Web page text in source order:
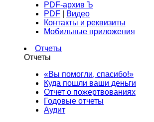
PDF-архив Ъ
PDF
Видео
Контакты и реквизиты
Мобильные приложения
Отчеты
Отчеты
«Вы помогли, спасибо!»
Куда пошли ваши деньги
Отчет о пожертвованиях
Годовые отчеты
Аудит